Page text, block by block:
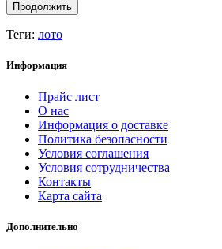
Продолжить
Теги: лото
Информация
Прайс лист
О нас
Информация о доставке
Политика безопасности
Условия соглашения
Условия сотрудничества
Контакты
Карта сайта
Дополнительно